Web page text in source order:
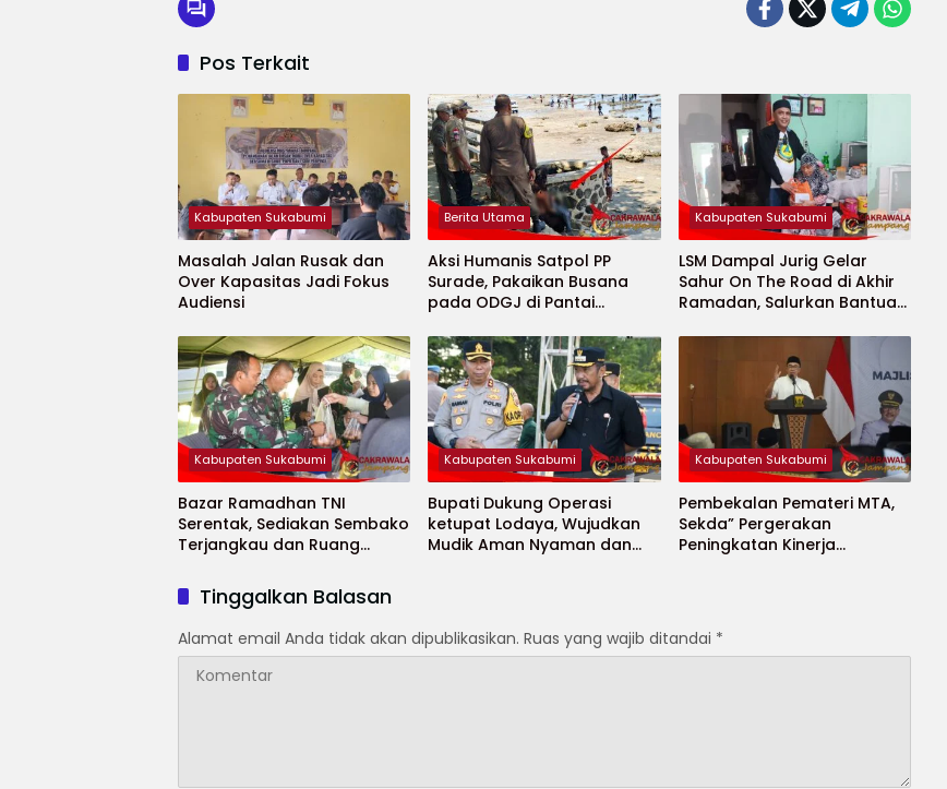
Pos Terkait
Kabupaten Sukabumi
Masalah Jalan Rusak dan
Over Kapasitas Jadi Fokus
Audiensi
Berita Utama
Aksi Humanis Satpol PP
Surade, Pakaikan Busana
pada ODGJ di Pantai
Kabupaten Sukabumi
LSM Dampal Jurig Gelar
Sahur On The Road di Akhir
Ramadan, Salurkan Bantuan
Anak Yatim
Kabupaten Sukabumi
Bazar Ramadhan TNI
Serentak, Sediakan Sembako
Terjangkau dan Ruang
Kabupaten Sukabumi
Bupati Dukung Operasi
ketupat Lodaya, Wujudkan
Mudik Aman Nyaman dan
Kabupaten Sukabumi
Pembekalan Pemateri MTA,
Sekda” Pergerakan
Peningkatan Kinerja
Tinggalkan Balasan
Alamat email Anda tidak akan dipublikasikan. Ruas yang wajib ditandai *